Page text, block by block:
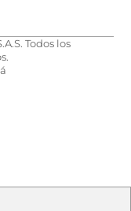
Todos los